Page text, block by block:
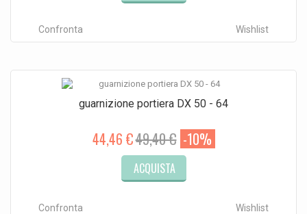
Wishlist
Confronta
guarnizione portiera DX 50 - 64
44,46 €49,40 € -10%
ACQUISTA
Wishlist
Confronta